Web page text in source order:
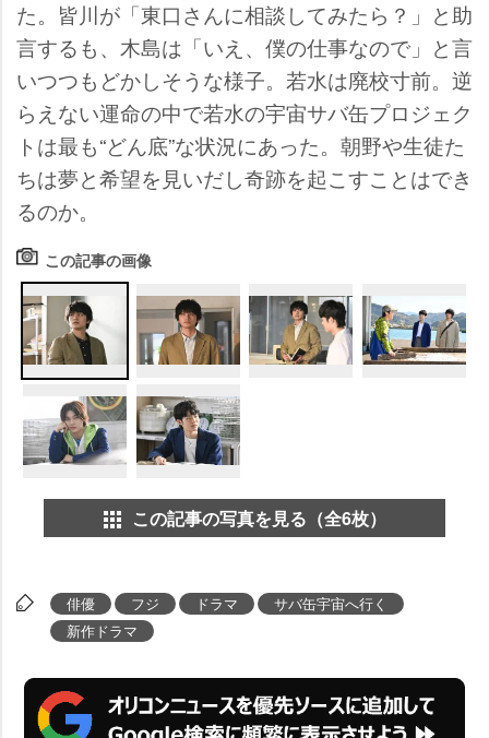
た。皆川が「東口さんに相談してみたら？」と助
言するも、木島は「いえ、僕の仕事なので」と言
いつつもどかしそうな様子。若水は廃校寸前。逆
らえない運命の中で若水の宇宙サバ缶プロジェク
トは最も“どん底”な状況にあった。朝野や生徒た
ちは夢と希望を見いだし奇跡を起こすことはでき
るのか。
この記事の画像
この記事の写真を見る（全6枚）
俳優 フジ ドラマ
サバ缶宇宙へ行く
新作ドラマ